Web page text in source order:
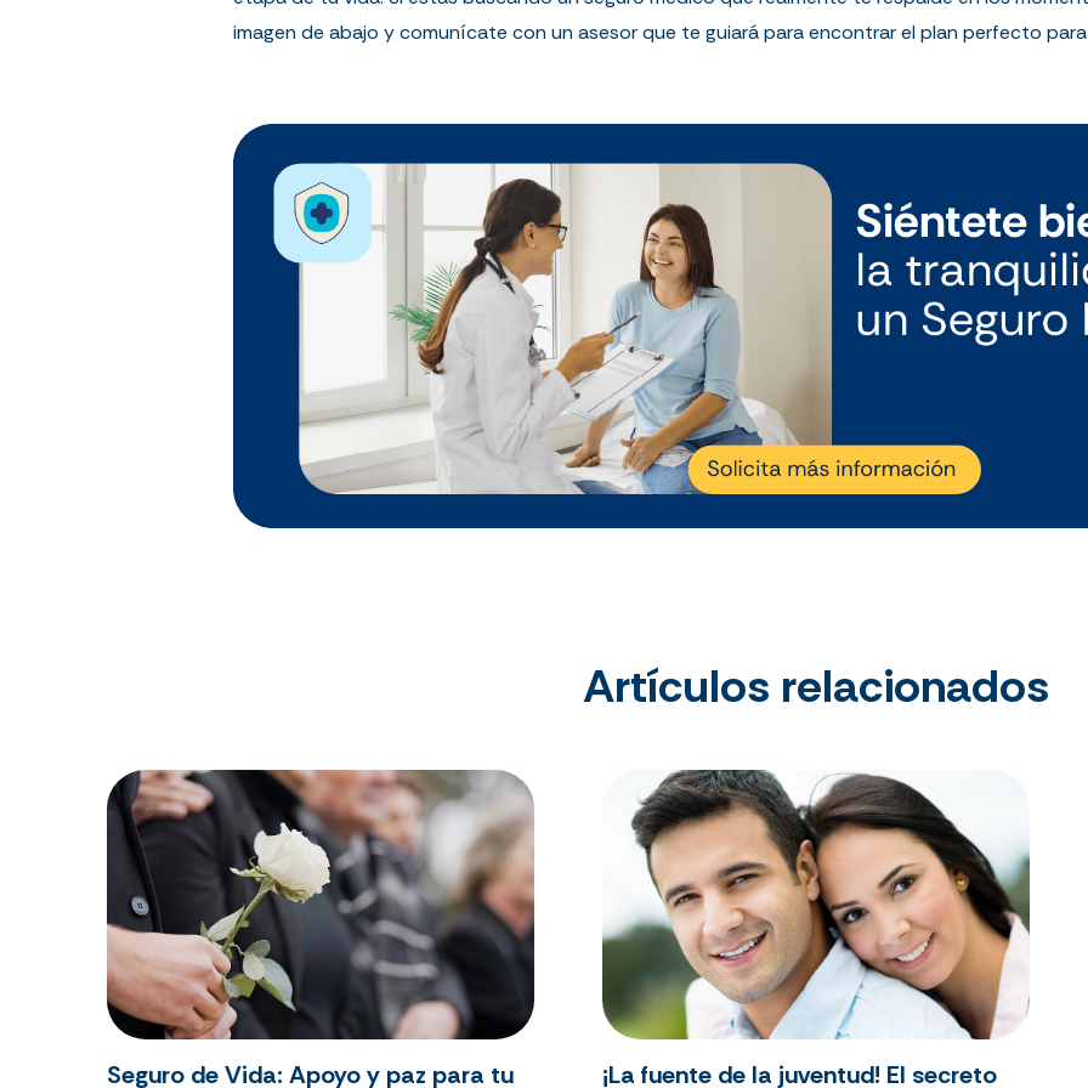
imagen de abajo y comunícate con un asesor que te guiará para encontrar el plan perfecto
Artículos relacionados
Seguro de Vida: Apoyo y paz para tu
¡La fuente de la juventud! El secreto